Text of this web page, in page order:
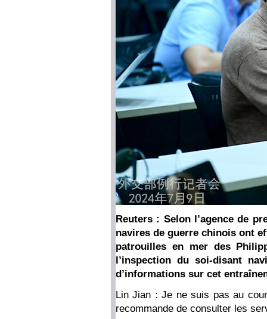
Reuters : Selon l’agence de
navires de guerre chinois ont
patrouilles en mer des
l’inspection du soi-disant
d’informations sur cet
Lin Jian : Je ne suis pas au
recommande de consulter les